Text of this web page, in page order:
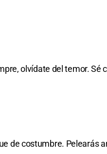
olvídate del temor. Sé
de costumbre. Pelearás